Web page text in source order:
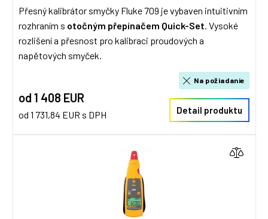
Přesný kalibrátor smyčky Fluke 709 je vybaven intuitivním
rozhraním s otočným přepínačem Quick-Set. Vysoké
rozlišení a přesnost pro kalibraci proudových a
napětových smyček.
od 1 408 EUR
od 1 731,84 EUR s DPH
Na požiadanie
Detail produktu